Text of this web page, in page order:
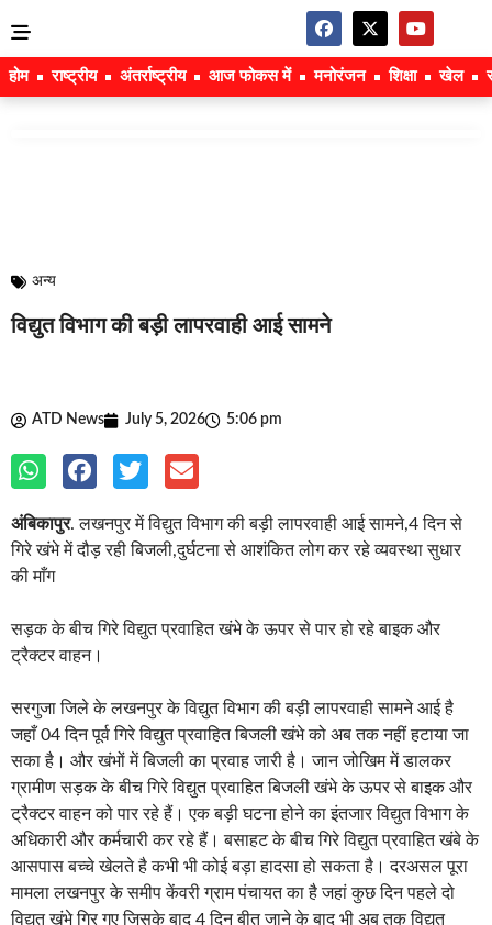
होम राष्ट्रीय अंतर्राष्ट्रीय आज फोकस में मनोरंजन शिक्षा खेल
अन्य
विद्युत विभाग की बड़ी लापरवाही आई सामने
ATD News July 5, 2026 5:06 pm
अंबिकापुर. लखनपुर में विद्युत विभाग की बड़ी लापरवाही आई सामने,4 दिन से
गिरे खंभे में दौड़ रही बिजली,दुर्घटना से आशंकित लोग कर रहे व्यवस्था सुधार
की माँग
सड़क के बीच गिरे विद्युत प्रवाहित खंभे के ऊपर से पार हो रहे बाइक और
ट्रैक्टर वाहन।
सरगुजा जिले के लखनपुर के विद्युत विभाग की बड़ी लापरवाही सामने आई है
जहाँ 04 दिन पूर्व गिरे विद्युत प्रवाहित बिजली खंभे को अब तक नहीं हटाया जा
सका है। और खंभों में बिजली का प्रवाह जारी है। जान जोखिम में डालकर
ग्रामीण सड़क के बीच गिरे विद्युत प्रवाहित बिजली खंभे के ऊपर से बाइक और
ट्रैक्टर वाहन को पार रहे हैं। एक बड़ी घटना होने का इंतजार विद्युत विभाग के
अधिकारी और कर्मचारी कर रहे हैं। बसाहट के बीच गिरे विद्युत प्रवाहित खंबे के
आसपास बच्चे खेलते है कभी भी कोई बड़ा हादसा हो सकता है। दरअसल पूरा
मामला लखनपुर के समीप केंवरी ग्राम पंचायत का है जहां कुछ दिन पहले दो
विद्युत खंभे गिर गए जिसके बाद 4 दिन बीत जाने के बाद भी अब तक विद्युत